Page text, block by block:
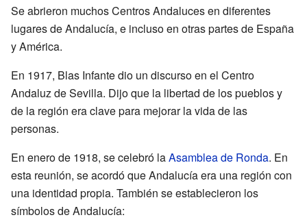
Se abrieron muchos Centros Andaluces en diferentes
lugares de Andalucía, e incluso en otras partes de España
y América.
En 1917, Blas Infante dio un discurso en el Centro
Andaluz de Sevilla. Dijo que la libertad de los pueblos y
de la región era clave para mejorar la vida de las
personas.
En enero de 1918, se celebró laAsamblea de Ronda. En
esta reunión, se acordó que Andalucía era una región con
una identidad propia. También se establecieron los
símbolos de Andalucía: